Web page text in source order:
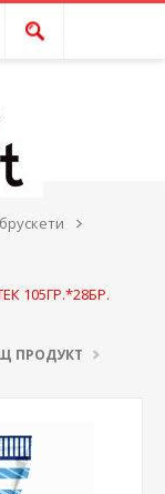
105ГР.*28БР.
ПРОДУКТ